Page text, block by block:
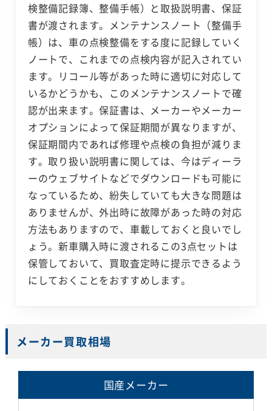
検整備記録簿、整備手帳）と取扱説明書、保証
書が渡されます。メンテナンスノート（整備手
帳）は、車の点検整備をする度に記録していく
ノートで、これまでの点検内容が記入されてい
ます。リコール等があった時に適切に対応して
いるかどうかも、このメンテナンスノートで確
認が出来ます。保証書は、メーカーやメーカー
オプションによって保証期間が異なりますが、
保証期間内であれば修理や点検の負担が減りま
す。取り扱い説明書に関しては、今はディーラ
ーのウェブサイトなどでダウンロードも可能に
なっているため、紛失していても大きな問題は
ありませんが、外出時に故障があった時の対応
方法もありますので、車載しておくと良いでし
ょう。新車購入時に渡されるこの3点セットは
保管しておいて、買取査定時に提示できるよう
にしておくことをおすすめします。
メーカー買取相場
国産メーカー